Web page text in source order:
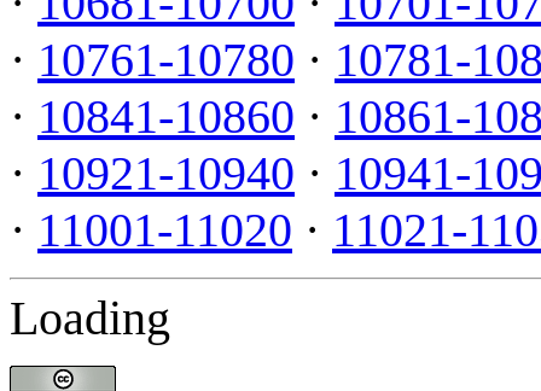
· 10761-10780 · 10781-
· 10841-10860 · 10861-
· 10921-10940 · 10941-
· 11001-11020 · 11021-
Loading